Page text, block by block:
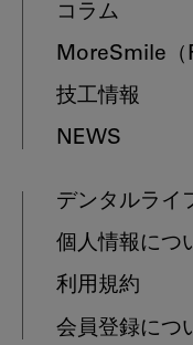
コラム
MoreSmile
技工情報
NEWS
デンタルライ
個人情報につ
利用規約
会員登録につ